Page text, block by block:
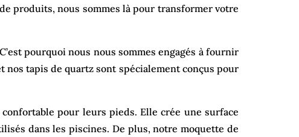
produits, nous sommes là pour transformer votre
pourquoi nous nous sommes engagés à fournir
nos tapis de quartz sont spécialement conçus pour
pour leurs pieds. Elle crée une surface
dans les piscines. De plus, notre moquette de